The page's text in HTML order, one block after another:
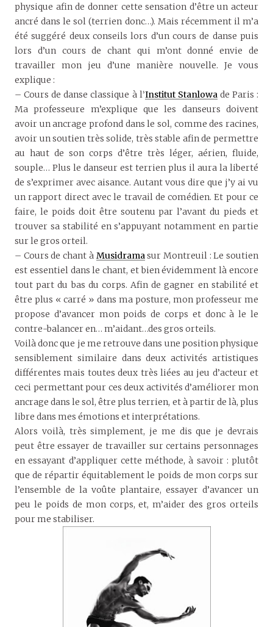
physique afin de donner cette sensation d’être un acteur
ancré dans le sol (terrien donc…). Mais récemment il m’a
été suggéré deux conseils lors d’un cours de danse puis
lors d’un cours de chant qui m’ont donné envie de
travailler mon jeu d’une manière nouvelle. Je vous
explique :
– Cours de danse classique à l’Institut Stanlowade Paris :
Ma professeure m’explique que les danseurs doivent
avoir un ancrage profond dans le sol, comme des racines,
avoir un soutien très solide, très stable afin de permettre
au haut de son corps d’être très léger, aérien, fluide,
souple… Plus le danseur est terrien plus il aura la liberté
de s’exprimer avec aisance. Autant vous dire que j’y ai vu
un rapport direct avec le travail de comédien. Et pour ce
faire, le poids doit être soutenu par l’avant du pieds et
trouver sa stabilité en s’appuyant notamment en partie
sur le gros orteil.
– Cours de chant à Musidramasur Montreuil : Le soutien
est essentiel dans le chant, et bien évidemment là encore
tout part du bas du corps. Afin de gagner en stabilité et
être plus « carré » dans ma posture, mon professeur me
propose d’avancer mon poids de corps et donc à le le
contre-balancer en… m’aidant…des gros orteils.
Voilà donc que je me retrouve dans une position physique
sensiblement similaire dans deux activités artistiques
différentes mais toutes deux très liées au jeu d’acteur et
ceci permettant pour ces deux activités d’améliorer mon
ancrage dans le sol, être plus terrien, et à partir de là, plus
libre dans mes émotions et interprétations.
Alors voilà, très simplement, je me dis que je devrais
peut être essayer de travailler sur certains personnages
en essayant d’appliquer cette méthode, à savoir : plutôt
que de répartir équitablement le poids de mon corps sur
l’ensemble de la voûte plantaire, essayer d’avancer un
peu le poids de mon corps, et, m’aider des gros orteils
pour me stabiliser.